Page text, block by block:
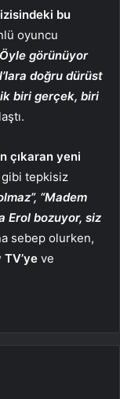
bu
oyuncu
Öyle görünüyor
doğru dürüst
biri gerçek, biri
çıkaran yeni
gibi tepkisiz
“Madem
Erol bozuyor, siz
sebep olurken,
ve